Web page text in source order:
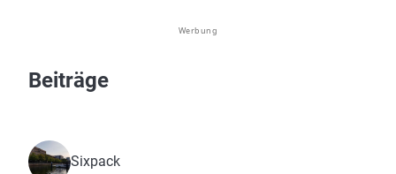
Werbung
Beiträge
Sixpack